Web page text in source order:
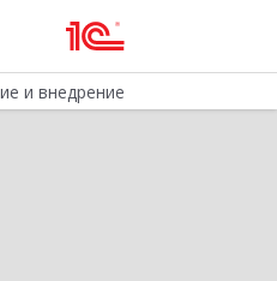
и внедрение